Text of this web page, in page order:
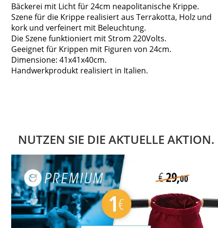
Bäckerei mit Licht für 24cm neapolitanische Krippe.
Szene für die Krippe realisiert aus Terrakotta, Holz und
kork und verfeinert mit Beleuchtung.
Die Szene funktioniert mit Strom 220Volts.
Geeignet für Krippen mit Figuren von 24cm.
Dimensione: 41x41x40cm.
Handwerkprodukt realisiert in Italien.
NUTZEN SIE DIE AKTUELLE AKTION.